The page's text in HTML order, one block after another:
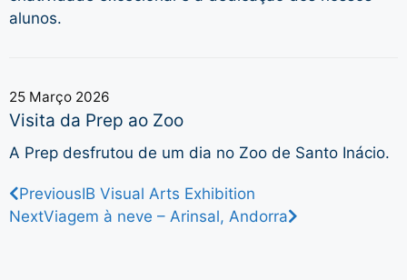
alunos.
25 Março 2026
Visita da Prep ao Zoo
A Prep desfrutou de um dia no Zoo de Santo Inácio.
PreviousIB Visual Arts Exhibition
NextViagem à neve – Arinsal, Andorra